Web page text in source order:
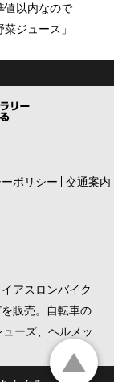
値以内なので
ジュース」
ポリシー
交通案内
アスロンバイク
販売。自転車の
ーズ、ヘルメッ